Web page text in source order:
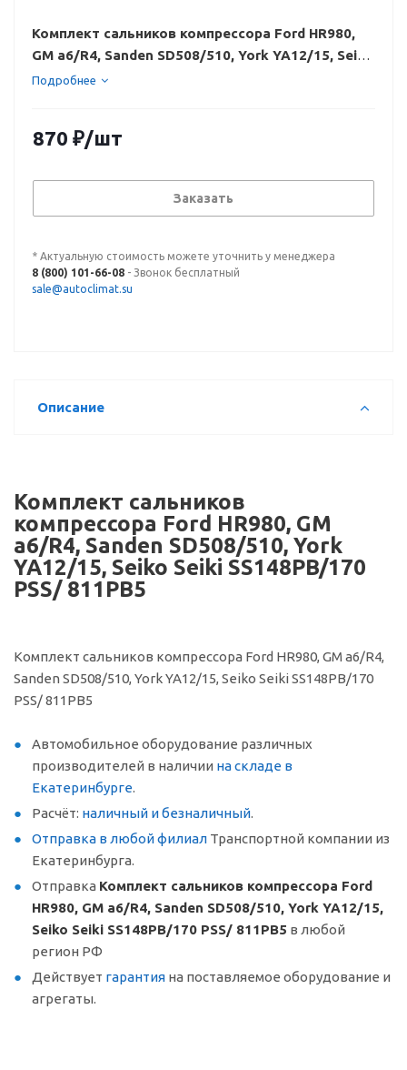
Комплект сальников компрессора Ford HR980,
GM a6/R4, Sanden SD508/510, York YA12/15, Seiko
Seiki SS148PB/170 PSS/ 811PB5
Подробнее
870 ₽/шт
Заказать
* Актуальную стоимость можете уточнить у менеджера
8 (800) 101-66-08 - Звонок бесплатный
sale@autoclimat.su
Описание
Комплект сальников
компрессора Ford HR980, GM
a6/R4, Sanden SD508/510, York
YA12/15, Seiko Seiki SS148PB/170
PSS/ 811PB5
Комплект сальников компрессора Ford HR980, GM a6/R4,
Sanden SD508/510, York YA12/15, Seiko Seiki SS148PB/170
PSS/ 811PB5
Автомобильное оборудование различных
производителей в наличии на складе в
Екатеринбурге.
Расчёт: наличный и безналичный.
Отправка в любой филиал Транспортной компании из
Екатеринбурга.
Отправка Комплект сальников компрессора Ford
HR980, GM a6/R4, Sanden SD508/510, York YA12/15,
Seiko Seiki SS148PB/170 PSS/ 811PB5 в любой
регион РФ
Действует гарантия на поставляемое оборудование и
агрегаты.